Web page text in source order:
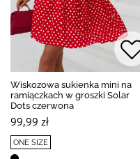
Wiskozowa sukienka mini na
ramiączkach w groszki Solar
Dots czerwona
99,99 zł
ONE SIZE